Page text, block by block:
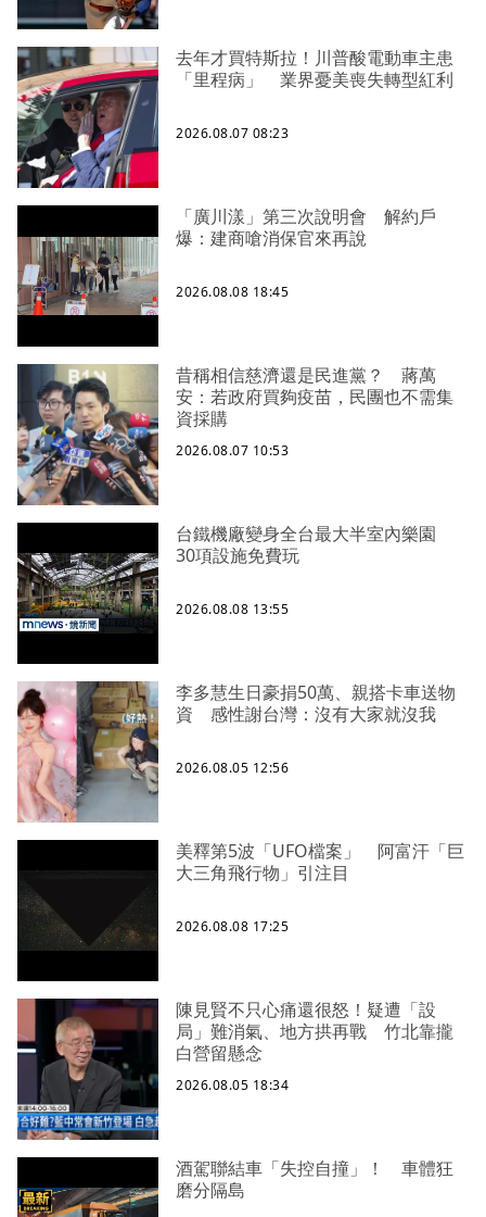
去年才買特斯拉！川普酸電動車主患
「里程病」 業界憂美喪失轉型紅利
2026.08.07 08:23
「廣川漾」第三次說明會 解約戶
爆：建商嗆消保官來再說
2026.08.08 18:45
昔稱相信慈濟還是民進黨？ 蔣萬
安：若政府買夠疫苗，民團也不需集
資採購
2026.08.07 10:53
台鐵機廠變身全台最大半室內樂園
30項設施免費玩
2026.08.08 13:55
李多慧生日豪捐50萬、親搭卡車送物
資 感性謝台灣：沒有大家就沒我
2026.08.05 12:56
美釋第5波「UFO檔案」 阿富汗「巨
大三角飛行物」引注目
2026.08.08 17:25
陳見賢不只心痛還很怒！疑遭「設
局」難消氣、地方拱再戰 竹北靠攏
白營留懸念
2026.08.05 18:34
酒駕聯結車「失控自撞」！ 車體狂
磨分隔島